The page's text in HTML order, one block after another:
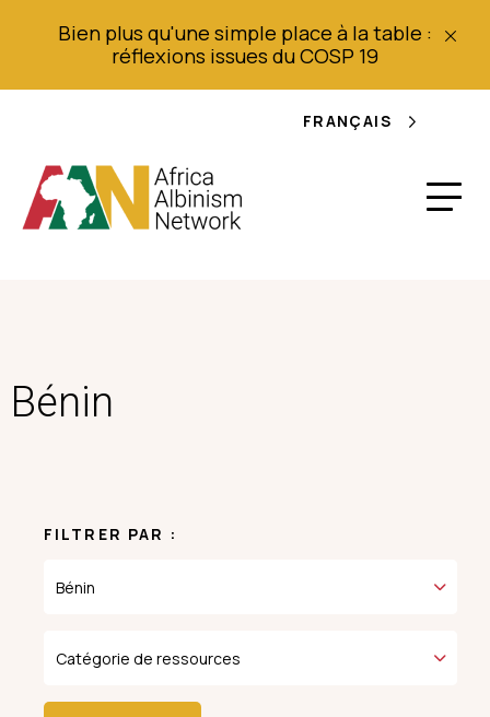
Bien plus qu'une simple place à la table :
réflexions issues du COSP 19
FRANÇAIS
Bénin
FILTRER PAR :